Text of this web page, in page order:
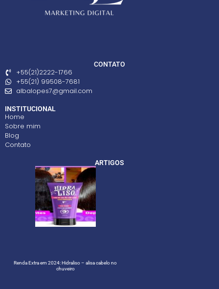
CONTATO
+55(21)2222-1766
+55(21) 99508-7681
albalopes7@gmail.com
INSTITUCIONAL
Home
Sobre mim
Blog
Contato
ARTIGOS
Renda Extra em 2024: Hidraliso – alisa cabelo no
chuveiro